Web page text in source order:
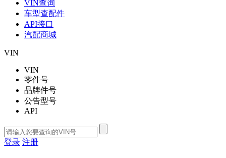
VIN查询
车型查配件
API接口
汽配商城
VIN
VIN
零件号
品牌件号
公告型号
API
登录 注册